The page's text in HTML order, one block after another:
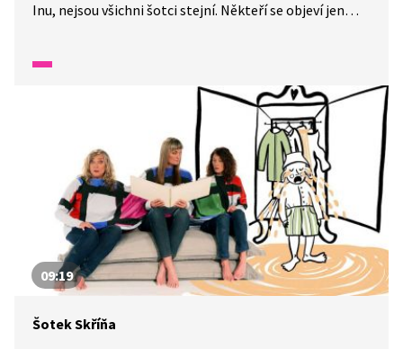
Inu, nejsou všichni šotci stejní. Někteří se objeví jen
šotkovi je i naše pohádka.
09:19
Šotek Skříňa